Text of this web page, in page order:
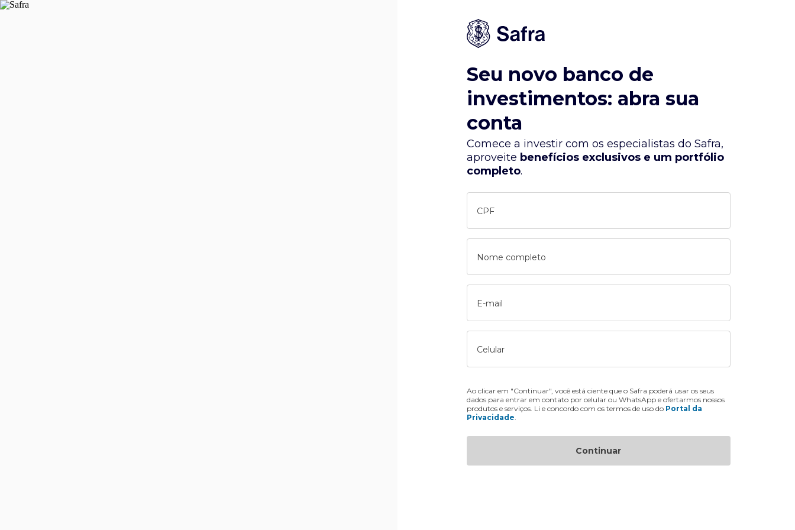
Seu novo banco de
investimentos: abra sua
conta
Comece a investir com os especialistas do Safra,
aproveite benefícios exclusivos e um portfólio
completo.
CPF
Nome completo
E-mail
Celular
Ao clicar em "Continuar", você está ciente que o Safra poderá usar os seus
dados para entrar em contato por celular ou WhatsApp e ofertarmos nossos
produtos e serviços. Li e concordo com os termos de uso do Portal da
Privacidade
Continuar